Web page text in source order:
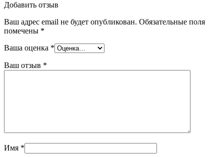
Добавить отзыв
Ваш адрес email не будет опубликован. Обязательные поля
помечены *
Ваша оценка *
Ваш отзыв *
Имя *